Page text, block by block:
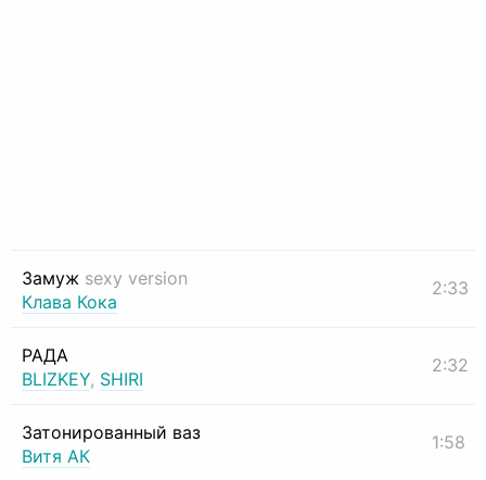
Замуж sexy version
Клава Кока
2:33
РАДА
BLIZKEY, SHIRI
2:32
Затонированный ваз
Витя АК
1:58